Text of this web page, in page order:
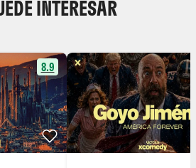
INTERESAR
8.9